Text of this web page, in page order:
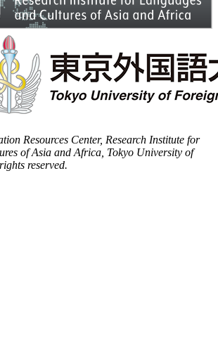
Resources Center, Research Institute for
of Asia and Africa, Tokyo University of
reserved.